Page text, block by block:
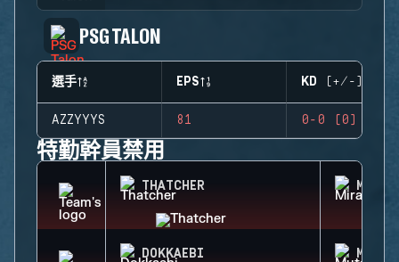
PSG TALON
選手 EPS KD (+/-)
AZZYYYS 81 0-0 (0)
特勤幹員禁用
THATCHER MIRA
DOKKAEBI MUTE